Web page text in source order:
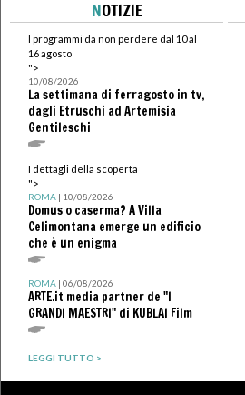
NOTIZIE
I programmi da non perdere dal 10 al
16 agosto
">
10/08/2026
La settimana di ferragosto in tv,
dagli Etruschi ad Artemisia
Gentileschi
I dettagli della scoperta
">
ROMA | 10/08/2026
Domus o caserma? A Villa
Celimontana emerge un edificio
che è un enigma
ROMA | 06/08/2026
ARTE.it media partner de "I
GRANDI MAESTRI" di KUBLAI Film
LEGGI TUTTO >